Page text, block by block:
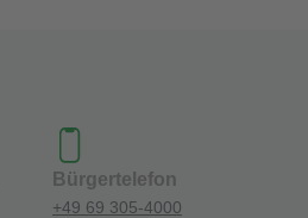
Bürgertelefon
+49 69 305-4000